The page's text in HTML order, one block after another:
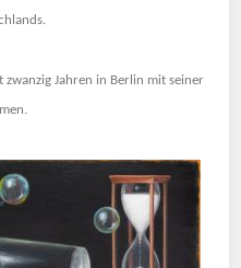
Jahren in Berlin mit seiner